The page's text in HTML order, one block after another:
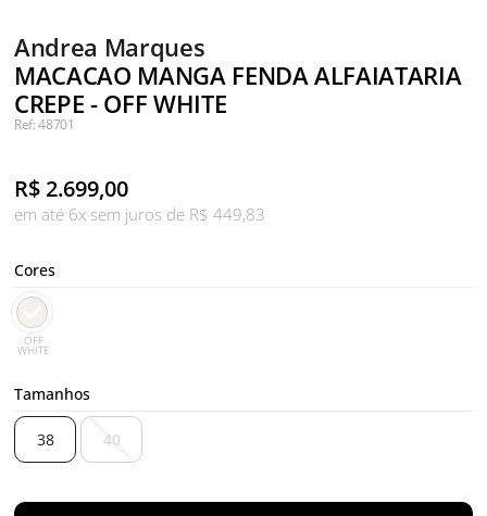
Andrea Marques
MACACAO MANGA FENDA ALFAIATARIA
CREPE - OFF WHITE
Ref: 48701
R$2.699,00
em até 6x sem juros de R$ 449,83
Cores
OFF
WHITE
Tamanhos
38 40